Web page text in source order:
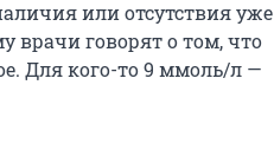
или отсутствия уже
врачи говорят о том, что
Для кого-то 9 ммоль/л —